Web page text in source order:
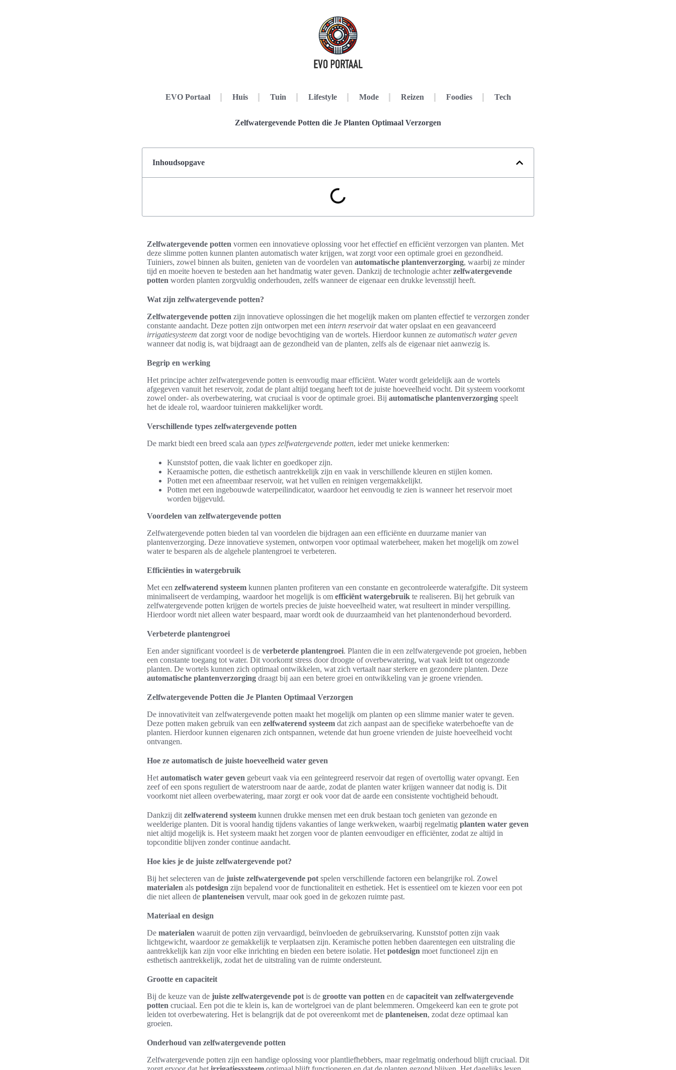
EVO Portaal Huis Tuin Lifestyle Mode Reizen Foodies Tech
Zelfwatergevende Potten die Je Planten Optimaal Verzorgen
Inhoudsopgave
Zelfwatergevende potten vormen een innovatieve oplossing voor het effectief en efficiënt verzorgen van planten. Met
deze slimme potten kunnen planten automatisch water krijgen, wat zorgt voor een optimale groei en gezondheid.
Tuiniers, zowel binnen als buiten, genieten van de voordelen van automatische plantenverzorging, waarbij ze minder
tijd en moeite hoeven te besteden aan het handmatig water geven. Dankzij de technologie achterzelfwatergevende
potten worden planten zorgvuldig onderhouden, zelfs wanneer de eigenaar een drukke levensstijl heeft.
Wat zijn zelfwatergevende potten?
Zelfwatergevende potten zijn innovatieve oplossingen die het mogelijk maken om planten effectief te verzorgen zonder
constante aandacht. Deze potten zijn ontworpen met een intern reservoirdat water opslaat en een geavanceerd
irrigatiesysteem dat zorgt voor de nodige bevochtiging van de wortels. Hierdoor kunnen ze automatisch water geven
wanneer dat nodig is, wat bijdraagt aan de gezondheid van de planten, zelfs als de eigenaar niet aanwezig is.
Begrip en werking
Het principe achter zelfwatergevende potten is eenvoudig maar efficiënt. Water wordt geleidelijk aan de wortels
afgegeven vanuit het reservoir, zodat de plant altijd toegang heeft tot de juiste hoeveelheid vocht. Dit systeem voorkomt
zowel onder- als overbewatering, wat cruciaal is voor de optimale groei. Bij automatische plantenverzorging speelt
het de ideale rol, waardoor tuinieren makkelijker wordt.
Verschillende types zelfwatergevende potten
De markt biedt een breed scala aan types zelfwatergevende potten, ieder met unieke kenmerken:
Kunststof potten, die vaak lichter en goedkoper zijn.
Keraamische potten, die esthetisch aantrekkelijk zijn en vaak in verschillende kleuren en stijlen komen.
Potten met een afneembaar reservoir, wat het vullen en reinigen vergemakkelijkt.
Potten met een ingebouwde waterpeilindicator, waardoor het eenvoudig te zien is wanneer het reservoir moet
worden bijgevuld.
Voordelen van zelfwatergevende potten
Zelfwatergevende potten bieden tal van voordelen die bijdragen aan een efficiënte en duurzame manier van
plantenverzorging. Deze innovatieve systemen, ontworpen voor optimaal waterbeheer, maken het mogelijk om zowel
water te besparen als de algehele plantengroei te verbeteren.
Efficiënties in watergebruik
Met een zelfwaterend systeem kunnen planten profiteren van een constante en gecontroleerde waterafgifte. Dit systeem
minimaliseert de verdamping, waardoor het mogelijk is om efficiënt watergebruik te realiseren. Bij het gebruik van
zelfwatergevende potten krijgen de wortels precies de juiste hoeveelheid water, wat resulteert in minder verspilling.
Hierdoor wordt niet alleen water bespaard, maar wordt ook de duurzaamheid van het plantenonderhoud bevorderd.
Verbeterde plantengroei
Een ander significant voordeel is de verbeterde plantengroei. Planten die in een zelfwatergevende pot groeien, hebben
een constante toegang tot water. Dit voorkomt stress door droogte of overbewatering, wat vaak leidt tot ongezonde
planten. De wortels kunnen zich optimaal ontwikkelen, wat zich vertaalt naar sterkere en gezondere planten. Deze
automatische plantenverzorging draagt bij aan een betere groei en ontwikkeling van je groene vrienden.
Zelfwatergevende Potten die Je Planten Optimaal Verzorgen
De innovativiteit van zelfwatergevende potten maakt het mogelijk om planten op een slimme manier water te geven.
Deze potten maken gebruik van een zelfwaterend systeem dat zich aanpast aan de specifieke waterbehoefte van de
planten. Hierdoor kunnen eigenaren zich ontspannen, wetende dat hun groene vrienden de juiste hoeveelheid vocht
ontvangen.
Hoe ze automatisch de juiste hoeveelheid water geven
Het automatisch water geven gebeurt vaak via een geïntegreerd reservoir dat regen of overtollig water opvangt. Een
zeef of een spons reguliert de waterstroom naar de aarde, zodat de planten water krijgen wanneer dat nodig is. Dit
voorkomt niet alleen overbewatering, maar zorgt er ook voor dat de aarde een consistente vochtigheid behoudt.
Dankzij dit zelfwaterend systeem kunnen drukke mensen met een druk bestaan toch genieten van gezonde en
weelderige planten. Dit is vooral handig tijdens vakanties of lange werkweken, waarbij regelmatig planten water geven
niet altijd mogelijk is. Het systeem maakt het zorgen voor de planten eenvoudiger en efficiënter, zodat ze altijd in
topconditie blijven zonder continue aandacht.
Hoe kies je de juiste zelfwatergevende pot?
Bij het selecteren van de juiste zelfwatergevende pot spelen verschillende factoren een belangrijke rol. Zowel
materialen als potdesign zijn bepalend voor de functionaliteit en esthetiek. Het is essentieel om te kiezen voor een pot
die niet alleen de planteneisen vervult, maar ook goed in de gekozen ruimte past.
Materiaal en design
De materialen waaruit de potten zijn vervaardigd, beïnvloeden de gebruikservaring. Kunststof potten zijn vaak
lichtgewicht, waardoor ze gemakkelijk te verplaatsen zijn. Keramische potten hebben daarentegen een uitstraling die
aantrekkelijk kan zijn voor elke inrichting en bieden een betere isolatie. Het potdesign moet functioneel zijn en
esthetisch aantrekkelijk, zodat het de uitstraling van de ruimte ondersteunt.
Grootte en capaciteit
Bij de keuze van de juiste zelfwatergevende pot is de grootte van potten en de capaciteit van zelfwatergevende
potten cruciaal. Een pot die te klein is, kan de wortelgroei van de plant belemmeren. Omgekeerd kan een te grote pot
leiden tot overbewatering. Het is belangrijk dat de pot overeenkomt met de planteneisen, zodat deze optimaal kan
groeien.
Onderhoud van zelfwatergevende potten
Zelfwatergevende potten zijn een handige oplossing voor plantliefhebbers, maar regelmatig onderhoud blijft cruciaal. Dit